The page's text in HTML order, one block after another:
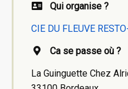
Qui organise ?
CIE DU FLEUVE
Ca se passe où ?
La Guinguette Chez